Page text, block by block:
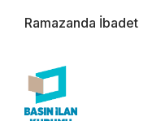
Ramazanda İbadet